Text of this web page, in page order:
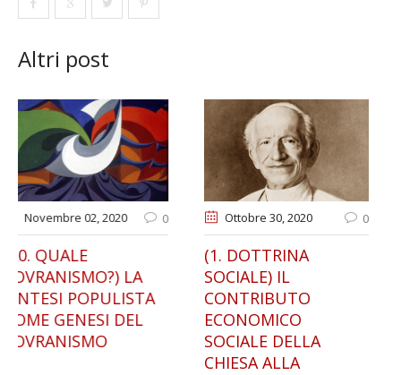
Altri post
Ottobre 30, 2020
(1. DOTTRINA
SOCIALE) IL
CONTRIBUTO
ECONOMICO
SOCIALE DELLA
Gennaio 13, 2021
IL RIFORMISMO
NAZIONALE DI
FRANCESCO SAVERIO
NITTI. DALL’ITALIA
GIOLITTIANA AL
FASCISMO